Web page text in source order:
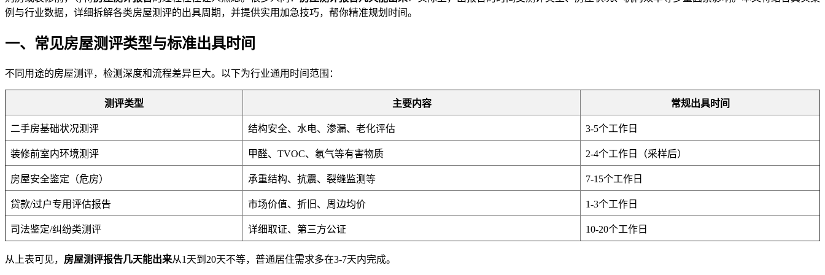
例与行业数据，详细拆解各类房屋测评的出具周期，并提供实用加急技巧，帮你精准规划时间。
一、常见房屋测评类型与标准出具时间
不同用途的房屋测评，检测深度和流程差异巨大。以下为行业通用时间范围：
测评类型 主要内容 常规出具时间
二手房基础状况测评 结构安全、水电、渗漏、老化评估 3-5个工作日
装修前室内环境测评 甲醛、TVOC、氡气等有害物质 2-4个工作日（采样后）
房屋安全鉴定（危房） 承重结构、抗震、裂缝监测等 7-15个工作日
贷款/过户专用评估报告 市场价值、折旧、周边均价 1-3个工作日
司法鉴定/纠纷类测评 详细取证、第三方公证 10-20个工作日
从上表可见， 房屋测评报告几天能出来从1天到20天不等，普通居住需求多在3-7天内完成。